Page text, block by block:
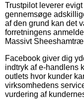
Trustpilot leverer
gennemsøge
af den grund kan det
forretningens
Massivt
Facebook giver dig
indtryk af e-handlens
outlets hvor kunder
virksomhedens
vurdering af